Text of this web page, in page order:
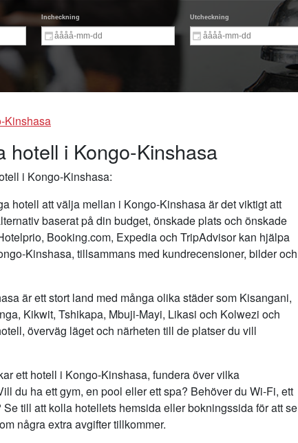
Kinshasa
hotell i Kongo-Kinshasa
i Kongo-Kinshasa:
hotell att välja mellan i Kongo-Kinshasa är det viktigt att
baserat på din budget, önskade plats och önskade
Booking.com, Expedia och TripAdvisor kan hjälpa
Kinshasa, tillsammans med kundrecensioner, bilder och
är ett stort land med många olika städer som Kisangani,
Kikwit, Tshikapa, Mbuji-Mayi, Likasi och Kolwezi och
överväg läget och närheten till de platser du vill
ett hotell i Kongo-Kinshasa, fundera över vilka
du ha ett gym, en pool eller ett spa? Behöver du Wi-Fi, ett
till att kolla hotellets hemsida eller bokningssida för att se
några extra avgifter tillkommer.